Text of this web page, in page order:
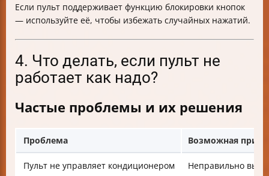
Если пульт поддерживает функцию блокировки кнопок
— используйте её, чтобы избежать случайных нажатий.
4. Что делать, если пульт не
работает как надо?
Частые проблемы и их решения
Проблема Возможная
Пульт не управляет кондиционером Неправильно